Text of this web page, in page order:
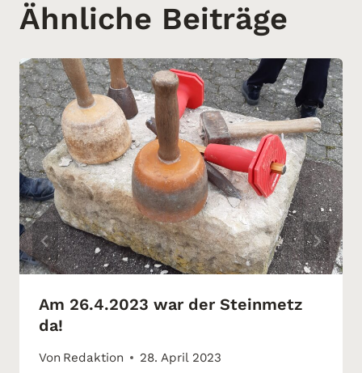
Ähnliche Beiträge
Am 26.4.2023 war der Steinmetz
da!
Von Redaktion 28. April 2023